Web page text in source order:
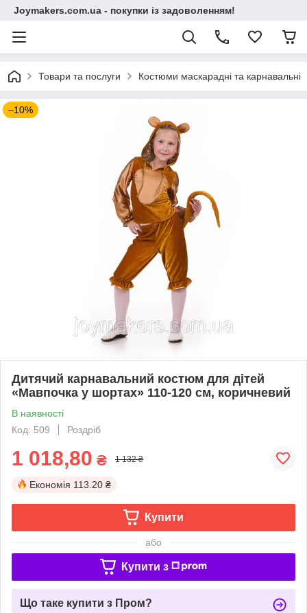
Joymakers.com.ua - покупки із задоволенням!
Товари та послуги Костюми маскарадні та карнавальні
–10%
Дитячий карнавальний костюм для дітей
«Мавпочка у шортах» 110-120 см, коричневий
В наявності
Код: 509
Роздріб
1 018,80 ₴ 1 132 ₴
Економія 113.20 ₴
Купити
або
Купити з
Що таке купити з Пром?